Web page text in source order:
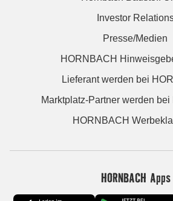
Investor
Presse/Medien
HORNBACH
Lieferant werden bei
Marktplatz-Partner werden
HORNBACH
HORNBACH Apps